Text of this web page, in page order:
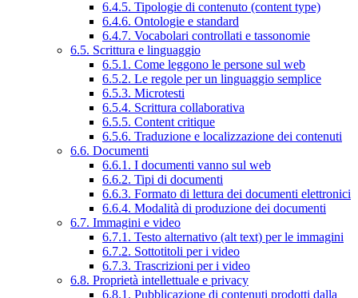
6.4.5. Tipologie di contenuto (content type)
6.4.6. Ontologie e standard
6.4.7. Vocabolari controllati e tassonomie
6.5. Scrittura e linguaggio
6.5.1. Come leggono le persone sul web
6.5.2. Le regole per un linguaggio semplice
6.5.3. Microtesti
6.5.4. Scrittura collaborativa
6.5.5. Content critique
6.5.6. Traduzione e localizzazione dei contenuti
6.6. Documenti
6.6.1. I documenti vanno sul web
6.6.2. Tipi di documenti
6.6.3. Formato di lettura dei documenti elettronici
6.6.4. Modalità di produzione dei documenti
6.7. Immagini e video
6.7.1. Testo alternativo (alt text) per le immagini
6.7.2. Sottotitoli per i video
6.7.3. Trascrizioni per i video
6.8. Proprietà intellettuale e privacy
6.8.1. Pubblicazione di contenuti prodotti dalla